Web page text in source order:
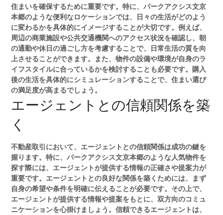
住まいを確保するために重要です。特に、パークアクシス文京
本郷のような便利なロケーションでは、日々の生活がどのよう
に変わるかを具体的にイメージすることが大切です。例えば、
周辺の商業施設や公共交通機関へのアクセス状況を確認し、朝
の通勤や休日の過ごし方を考慮することで、日常生活の質を向
上させることができます。また、物件の設備や環境が自身のラ
イフスタイルに合っているかを検討することも必要です。購入
後の生活を具体的にシミュレーションすることで、住まい選び
の満足度が高まるでしょう。
エージェントとの信頼関係を築
く
不動産取引において、エージェントとの信頼関係は成功の鍵を
握ります。特に、パークアクシス文京本郷のような人気物件を
探す際には、エージェントが提供する情報の正確さや提案力が
重要です。エージェントとの良好な関係を築くためには、まず
自身の希望や条件を明確に伝えることが必要です。その上で、
エージェントが提供する情報や提案をもとに、双方向のコミュ
ニケーションを心掛けましょう。信頼できるエージェントは、